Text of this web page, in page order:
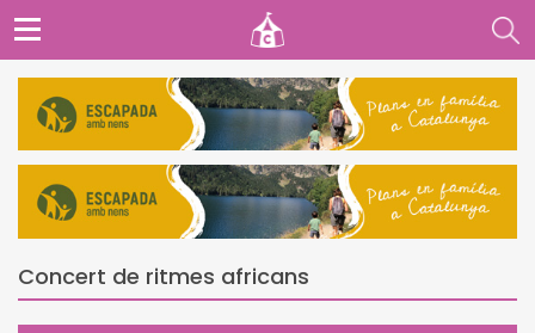
Concert de ritmes africans